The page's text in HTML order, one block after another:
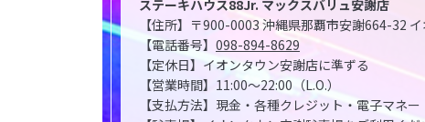
ステーキハウス88Jr. マックスバリュ安謝店
【住所】〒900-0003 沖縄県那覇市安謝664-32
【電話番号】 098-894-8629
【定休日】イオンタウン安謝店に準ずる
【営業時間】11:00～22:00（L.O.）
【支払方法】現金・各種クレジット・電子マネー